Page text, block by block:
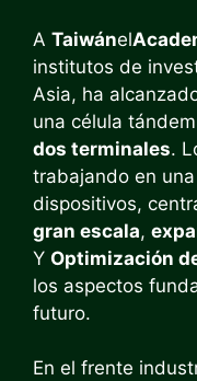
A Taiwánel
institutos de
Asia, ha
una célula tándem
dos terminales.
trabajando en
dispositivos,
gran escala,
Y Optimización
los aspectos
futuro.
En el frente